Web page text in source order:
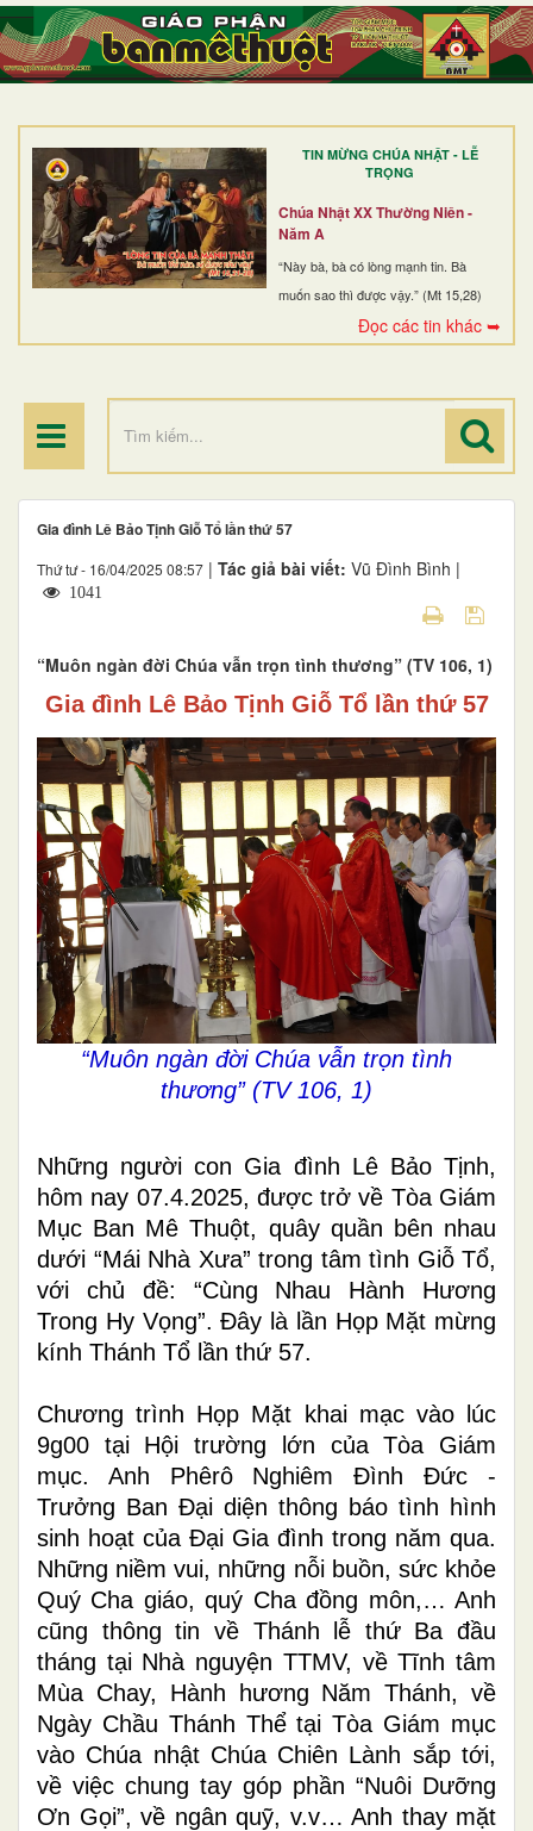
TIN MỪNG CHÚA NHẬT - LỄ
TRỌNG
Chúa Nhật XX Thường Niên -
Năm A
“Này bà, bà có lòng mạnh tin. Bà
muốn sao thì được vậy.” (Mt 15,28)
Đọc các tin khác ➥
TRANG NHẤT
GIỚI THIỆU
DÒNG TU
BAN MỤC VỤ
ĐOÀN THỂ CG
ĐIỂM HÀNH HƯƠNG
Gia đình Lê Bảo Tịnh Giỗ Tổ lần thứ 57
Thứ tư - 16/04/2025 08:57 | Tác giả bài viết: Vũ Đình Bình |
1041
“Muôn ngàn đời Chúa vẫn trọn tình thương” (TV 106, 1)
Gia đình Lê Bảo Tịnh Giỗ Tổ lần thứ 57
“Muôn ngàn đời Chúa vẫn trọn tình
thương” (TV 106, 1)
Những người con Gia đình Lê Bảo Tịnh,
hôm nay 07.4.2025, được trở về Tòa Giám
Mục Ban Mê Thuột, quây quần bên nhau
dưới “Mái Nhà Xưa” trong tâm tình Giỗ Tổ,
với chủ đề: “Cùng Nhau Hành Hương
Trong Hy Vọng”. Đây là lần Họp Mặt mừng
kính Thánh Tổ lần thứ 57.
Chương trình Họp Mặt khai mạc vào lúc
9g00 tại Hội trường lớn của Tòa Giám
mục. Anh Phêrô Nghiêm Đình Đức -
Trưởng Ban Đại diện thông báo tình hình
sinh hoạt của Đại Gia đình trong năm qua.
Những niềm vui, những nỗi buồn, sức khỏe
Quý Cha giáo, quý Cha đồng môn,… Anh
cũng thông tin về Thánh lễ thứ Ba đầu
tháng tại Nhà nguyện TTMV, về Tĩnh tâm
Mùa Chay, Hành hương Năm Thánh, về
Ngày Chầu Thánh Thể tại Tòa Giám mục
vào Chúa nhật Chúa Chiên Lành sắp tới,
về việc chung tay góp phần “Nuôi Dưỡng
Ơn Gọi”, về ngân quỹ, v.v… Anh thay mặt